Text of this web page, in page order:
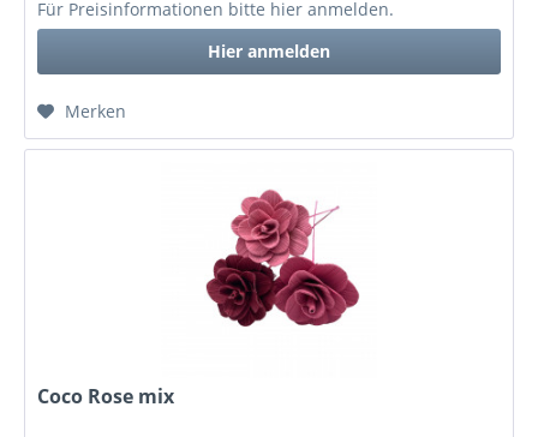
Für Preisinformationen bitte hier anmelden.
Hier anmelden
Merken
Coco Rose mix